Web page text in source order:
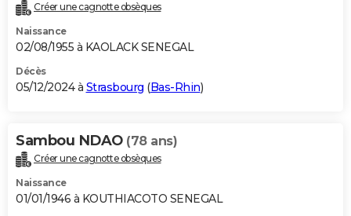
Créer une cagnotte obsèques
Naissance
02/08/1955 à KAOLACK SENEGAL
Décès
05/12/2024 à Strasbourg (Bas-Rhin)
Sambou NDAO (78 ans)
Créer une cagnotte obsèques
Naissance
01/01/1946 à KOUTHIACOTO SENEGAL